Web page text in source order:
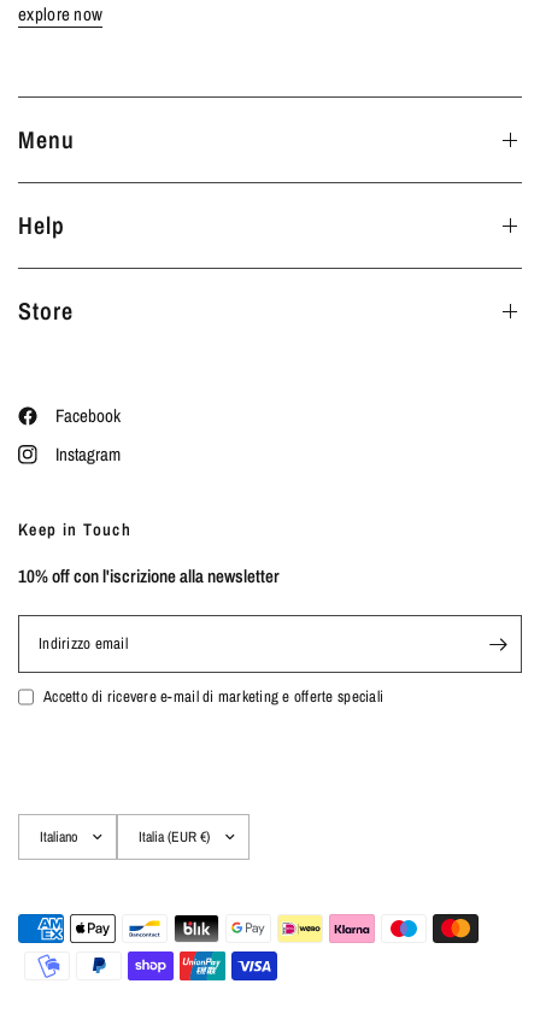
explore now
Menu
Help
Store
Facebook
Instagram
Keep in Touch
10% off con l'iscrizione alla newsletter
Indirizzo email
Accetto di ricevere e-mail di marketing e offerte speciali
paese/area
paese/area